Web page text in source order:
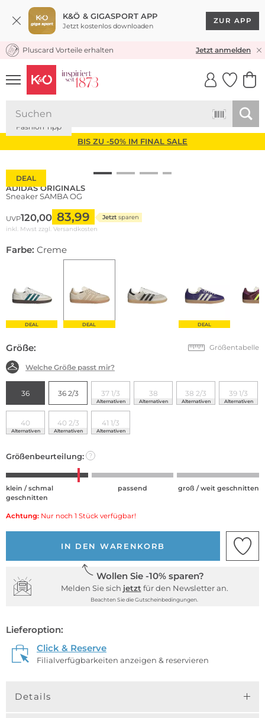
K&Ö & GIGASPORT APP
Jetzt kostenlos downloaden
ZUR APP
KOSTENLOSER VERSAND* & RÜCKVERSAND
Pluscard Vorteile erhalten Jetzt anmelden
UNSERE APP
CLICK &
BIS ZU -50% IM FINAL SALE
DEAL
Fashion Tipp
ADIDAS ORIGINALS
Sneaker SAMBA OG
UVP120,00 83,99 Jetzt sparen
inkl. Mwst zzgl. Versandkosten
Farbe: Creme
DEAL DEAL DEAL
Größe: Größentabelle
Welche Größe passt mir?
36 36 2/3 37 1/3
Alternativen
38
Alternativen
38 2/3
Alternativen
39 1/3
Alternativen
40
Alternativen
40 2/3
Alternativen
41 1/3
Alternativen
Größenbeurteilung: ?
klein / schmal
geschnitten
passend groß / weit geschnitten
Achtung: Nur noch 1 Stück verfügbar!
IN DEN WARENKORB
Wollen Sie -10% sparen?
Melden Sie sich jetzt für den Newsletter an.
Beachten Sie die Gutscheinbedingungen.
Lieferoption:
Click & Reserve
Filialverfügbarkeiten anzeigen & reservieren
Details